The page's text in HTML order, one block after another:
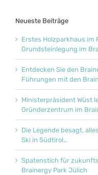
Neueste Beiträge
Erstes Holzparkhaus im
Grundsteinlegung im
Entdecken Sie den
Führungen mit den
Ministerpräsident Wüst
Gründerzentrum im
Die Legende besagt,
Ski in Südtirol…
Spatenstich für
Brainergy Park Jülich